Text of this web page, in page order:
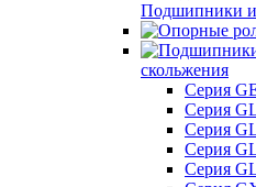
Подшипники
скольжения
Серия
Серия
Серия
Серия
Серия